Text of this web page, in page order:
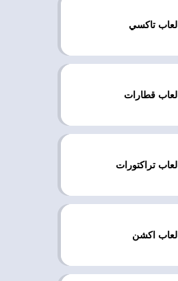
العاب تاكسي
العاب قطارات
العاب تراكتورات
العاب اكشن